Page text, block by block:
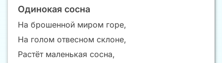
Одинокая сосна
На брошенной миром горе,
На голом отвесном склоне,
Растёт маленькая сосна,